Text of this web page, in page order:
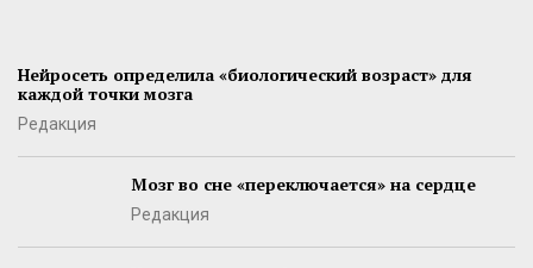
Нейросеть определила «биологический возраст» для
каждой точки мозга
Редакция
Мозг во сне «переключается» на сердце
Редакция